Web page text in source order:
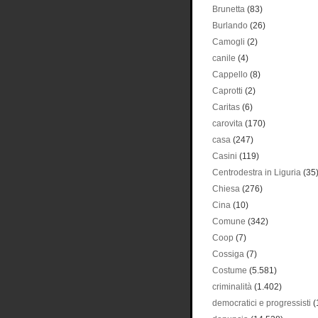
Brunetta (83)
Burlando (26)
Camogli (2)
canile (4)
Cappello (8)
Caprotti (2)
Caritas (6)
carovita (170)
casa (247)
Casini (119)
Centrodestra in Liguria (35)
Chiesa (276)
Cina (10)
Comune (342)
Coop (7)
Cossiga (7)
Costume (5.581)
criminalità (1.402)
democratici e progressisti